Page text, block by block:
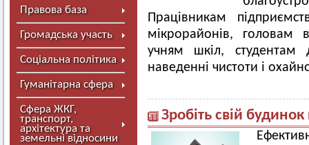
Правова база
Громадська участь
Соціальна політика
Гуманітарна сфера
Сфера ЖКГ,
транспорт,
архітектура та
земельні відносини
Працівникам
мікрорайонів, головам
учням шкіл, студентам
наведенні чистоти і
Зробіть свій